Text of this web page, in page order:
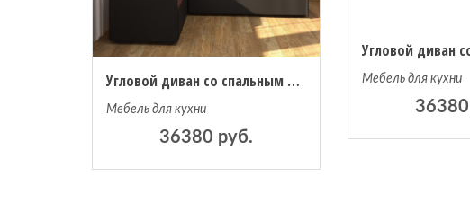
Угловой диван со спальным местом Комфорт велюр Yuma 06/эко-кожа коричневая
Мебель для кухни
36380 руб.
Мебель для кухни